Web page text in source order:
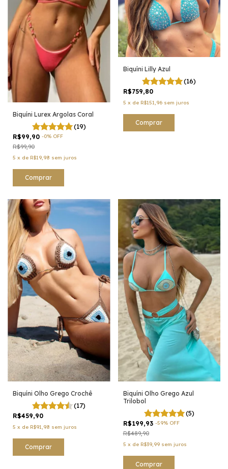
Biquíni Lurex Argolas Coral
(19)
R$99,90 -0% OFF
R$99,90
5 x de R$19,98 sem juros
Comprar
Biquíni Lilly Azul
(16)
R$759,80
5 x de R$151,96 sem juros
Comprar
Biquíni Olho Grego Crochê
(17)
R$459,90
5 x de R$91,98 sem juros
Comprar
Biquíni Olho Grego Azul
Trilobol
(5)
R$199,93 -59% OFF
R$489,90
5 x de R$39,99 sem juros
Comprar